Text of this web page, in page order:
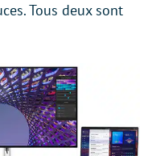
Tous deux sont